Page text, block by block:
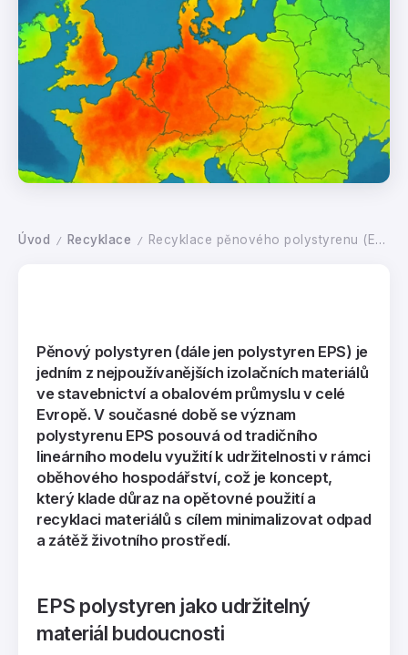
Úvod / Recyklace / Recyklace pěnového polystyrenu (EPS) v Evropě a její klimatické přínosy
Pěnový polystyren (dále jen polystyren EPS) je
jedním z nejpoužívanějších izolačních materiálů
ve stavebnictví a obalovém průmyslu v celé
Evropě. V současné době se význam
polystyrenu EPS posouvá od tradičního
lineárního modelu využití k udržitelnosti v rámci
oběhového hospodářství, což je koncept,
který klade důraz na opětovné použití a
recyklaci materiálů s cílem minimalizovat odpad
a zátěž životního prostředí.
EPS polystyren jako udržitelný
materiál budoucnosti